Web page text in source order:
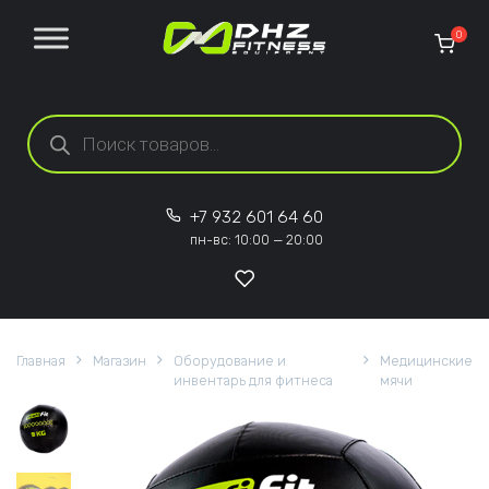
Поиск товаров
0
+7 932 601 64 60
пн-вс: 10:00 — 20:00
Главная Магазин
Оборудование и
инвентарь для фитнеса
Медицинские
мячи